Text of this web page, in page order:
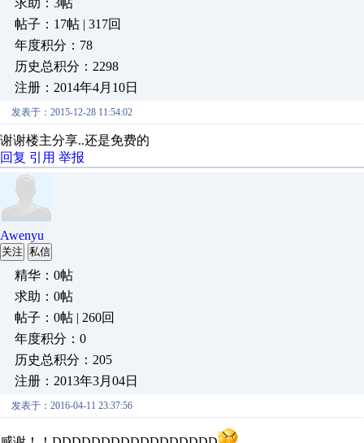
求助：3帖
帖子：17帖 | 317回
年度积分：78
历史总积分：2298
注册：2014年4月10日
发表于：2015-12-28 11:54:02
谢谢楼主分享..还是免费的
回复 引用 举报
Awenyu
关注 私信
精华：0帖
求助：0帖
帖子：0帖 | 260回
年度积分：0
历史总积分：205
注册：2013年3月04日
发表于：2016-04-11 23:37:56